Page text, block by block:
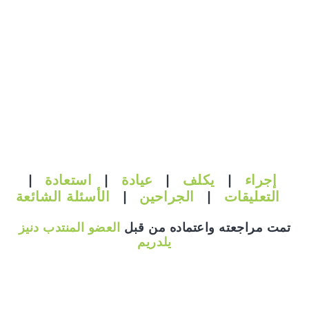
إجراء | يكلف | عيادة | استعادة
|
التعليقات
| الجراحين | الأسئلة الشائعة
تمت مراجعته واعتماده من قبل العضو المنتدب دنيز
يلدريم